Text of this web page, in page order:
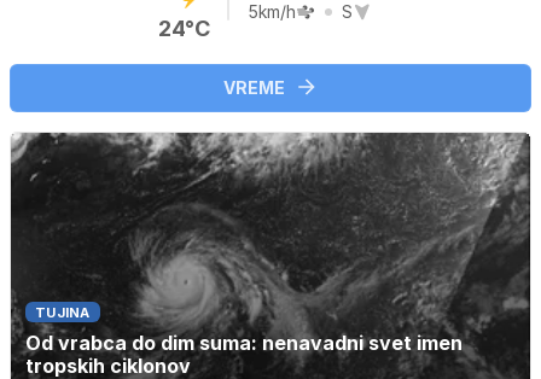
24°C
5km/h S
VREME
TUJINA
Od vrabca do dim suma: nenavadni svet imen
tropskih ciklonov